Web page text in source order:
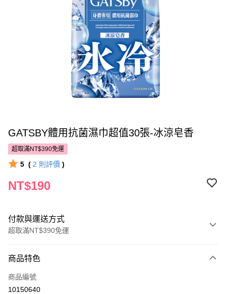
GATSBY體用抗菌濕巾超值30張-冰涼皂香
超取滿NT$390免運
5 ( 2 則評價 )
NT$190
付款與運送方式
超取滿NT$390免運
POYA支付
信用卡一次付款
商品特色
商品編號
10150640